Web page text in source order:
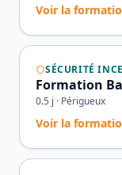
Voir la
SÉCURITÉ
Formation
0.5 j · Périgueux
Voir la